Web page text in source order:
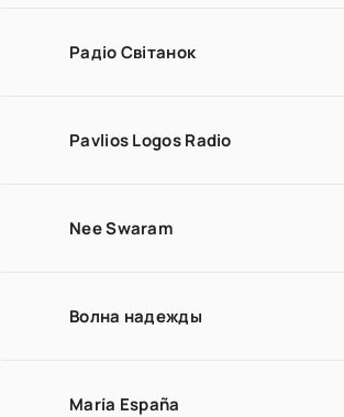
Радіо Світанок
Pavlios Logos Radio
Nee Swaram
Волна надежды
María España